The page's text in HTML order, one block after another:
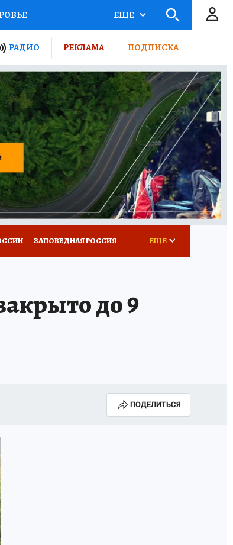
ПУТЕВОДИТЕЛЬ
ТУРИЗМ
ВСЕ О КП
ЕЩЕ
РАДИО РЕКЛАМА ПОДПИСКА
ЗАПОВЕДНАЯ РОССИЯ ЕЩЕ
до 9
ПОДЕЛИТЬСЯ